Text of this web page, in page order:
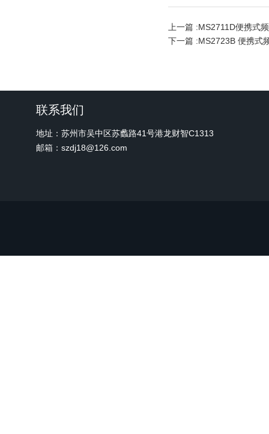
上一篇 :MS2711D便携式
下一篇 :MS2723B 便携式
联系我们
地址：苏州市吴中区苏蠡路41号港龙财智C1313
邮箱：szdj18@126.com